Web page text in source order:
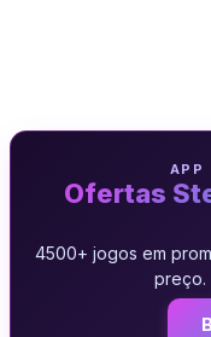
APP
Ofertas
4500+ jogos em
preço.